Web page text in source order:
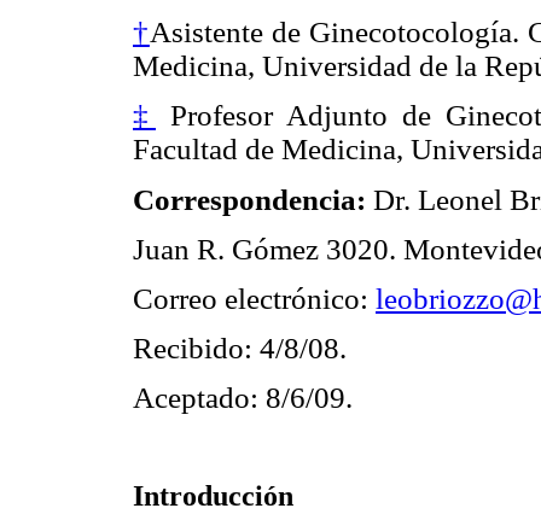
†Asistente de Ginecotocología.
Medicina, Universidad de la
‡
Profesor Adjunto de
Facultad de Medicina,
Correspondencia: Dr. Leonel
Juan R. Gómez 3020.
Correo electrónico:
Recibido: 4/8/08.
Aceptado: 8/6/09.
Introducción